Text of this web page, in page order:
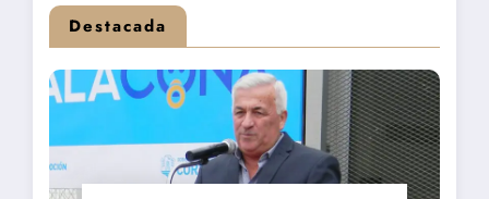
Destacada